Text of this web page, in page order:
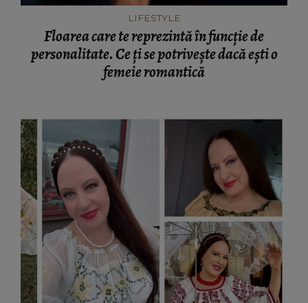
LIFESTYLE
Floarea care te reprezintă în funcție de
personalitate. Ce ți se potrivește dacă ești o
femeie romantică